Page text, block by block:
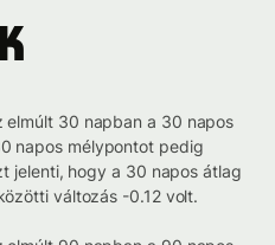
elmúlt 30 napban a 30 napos
napos mélypontot pedig
jelenti, hogy a 30 napos átlag
változás -0.12 volt.